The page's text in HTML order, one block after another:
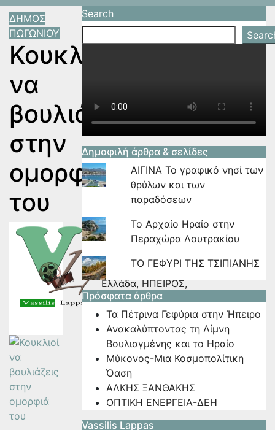
ΔΗΜΟΣ
ΠΩΓΩΝΙΟΥ
Κουκλιοί
να
βουλιάζεις
στην
ομορφιά
του
Από
Βασίλης
Λάππας
01/09/2017
Ελλάδα, ΗΠΕΙΡΟΣ,
Ιωάννινα,
Φωτογραφία
Βασίλης Λάππας
Search
Δημοφιλή άρθρα & σελίδες
ΑΙΓΙΝΑ Το γραφικό νησί των
θρύλων και των
παραδόσεων
Το Αρχαίο Ηραίο στην
Περαχώρα Λουτρακίου
ΤΟ ΓΕΦΥΡΙ ΤΗΣ ΤΣΙΠΙΑΝΗΣ
Πρόσφατα άρθρα
Τα Πέτρινα Γεφύρια στην Ήπειρο
Ανακαλύπτοντας τη Λίμνη
Βουλιαγμένης και το Ηραίο
Μύκονος-Μια Κοσμοπολίτικη
Όαση
ΑΛΚΗΣ ΞΑΝΘΑΚΗΣ
ΟΠΤΙΚΗ ΕΝΕΡΓΕΙΑ-ΔΕΗ
Vassilis Lappas